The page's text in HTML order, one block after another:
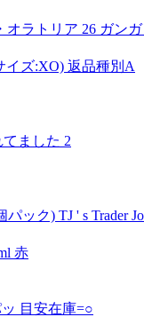
ラトリア 26 ガン
イズ:XO) 返品種別A
ました 2
ク) TJ ' s Trader
赤
目安在庫=○